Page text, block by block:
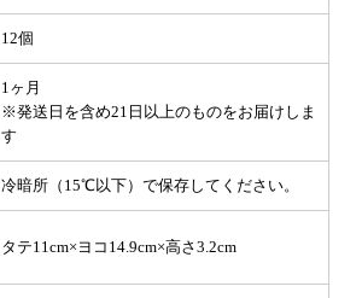
12個
1ヶ月
※発送日を含め21日以上のものをお届けしま
す
冷暗所（15℃以下）で保存してください。
タテ11cm×ヨコ14.9cm×高さ3.2cm